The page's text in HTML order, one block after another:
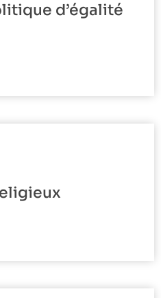
d’égalité